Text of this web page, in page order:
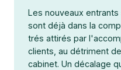
Les nouveaux
sont déjà dans la
trés attirés par
clients, au détriment
cabinet. Un décalage